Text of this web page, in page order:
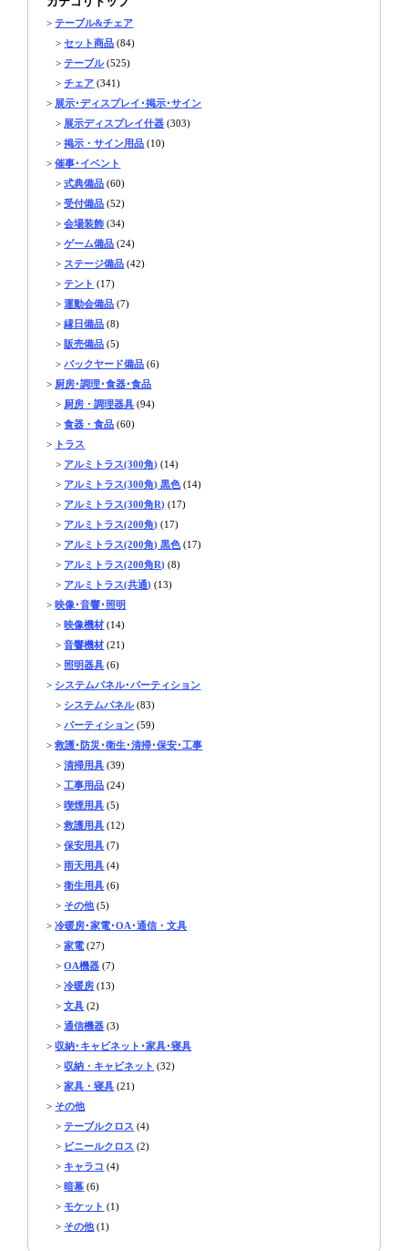
>テーブル&チェア
>セット商品 (84)
>テーブル(525)
>チェア (341)
> 展示･ディスプレイ･掲示･サイン
> 展示ディスプレイ什器 (303)
>掲示・サイン用品 (10)
>催事･イベント
>式典備品 (60)
>受付備品 (52)
>会場装飾 (34)
>ゲーム備品 (24)
> ステージ備品 (42)
>テント (17)
>運動会備品 (7)
>縁日備品 (8)
> 販売備品 (5)
>バックヤード備品 (6)
> 厨房･調理･食器･食品
> 厨房・調理器具 (94)
>食器・食品 (60)
> トラス
> アルミトラス(300角) (14)
> アルミトラス(300角) 黒色 (14)
> アルミトラス(300角R) (17)
> アルミトラス(200角) (17)
> アルミトラス(200角) 黒色 (17)
> アルミトラス(200角R) (8)
> アルミトラス(共通) (13)
>映像･音響･照明
>映像機材 (14)
>音響機材 (21)
> 照明器具 (6)
> システムパネル･パーティション
> システムパネル(83)
>パーティション (59)
>救護･防災･衛生･清掃･保安･工事
>清掃用具 (39)
> 工事用品 (24)
>喫煙用具 (5)
>救護用具 (12)
>保安用具 (7)
>雨天用具 (4)
>衛生用具 (6)
> その他(5)
>冷暖房･家電･OA･通信・文具
>家電 (27)
>OA機器 (7)
>冷暖房 (13)
>文具 (2)
>通信機器 (3)
>収納･キャビネット･家具･寝具
>収納・キャビネット (32)
>家具・寝具 (21)
> その他
>テーブルクロス (4)
> ビニールクロス (2)
> キャラコ (4)
>暗幕 (6)
>モケット (1)
> その他(1)